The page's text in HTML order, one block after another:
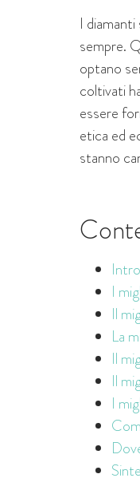
I
sempre.
optano
coltivati
essere
etica ed
stanno
I
Il
La
Il
Il
I